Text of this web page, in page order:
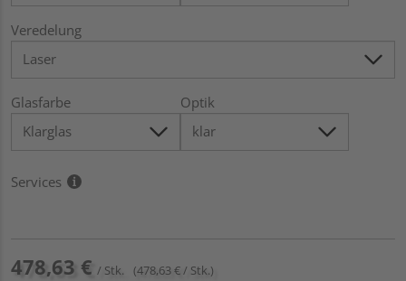
Veredelung
Glasfarbe Optik
Services
478,63 € / Stk. (478,63 € / Stk.)